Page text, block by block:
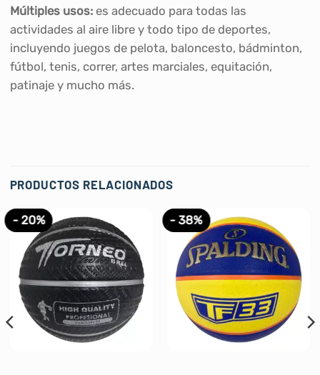
Múltiples usos:es adecuado para todas las
actividades al aire libre y todo tipo de deportes,
incluyendo juegos de pelota, baloncesto, bádminton,
fútbol, tenis, correr, artes marciales, equitación,
patinaje y mucho más.
PRODUCTOS RELACIONADOS
- 20% - 38%